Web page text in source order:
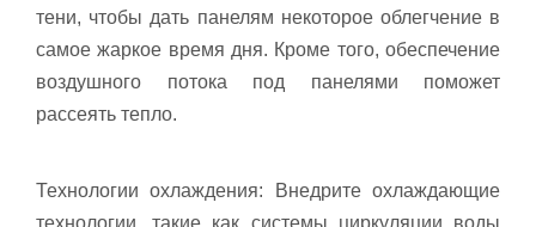
тени, чтобы дать панелям некоторое облегчение в
самое жаркое время дня. Кроме того, обеспечение
воздушного потока под панелями поможет
рассеять тепло.
Технологии охлаждения: Внедрите охлаждающие
технологии, такие как системы циркуляции воды